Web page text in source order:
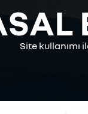
Site kullanımı